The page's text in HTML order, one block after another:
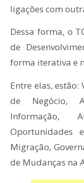
ligações com
Dessa forma, o
de
forma iterativa e
Entre elas,
de Negócio,
Informação,
Oportunidades
Migração,
de Mudanças na